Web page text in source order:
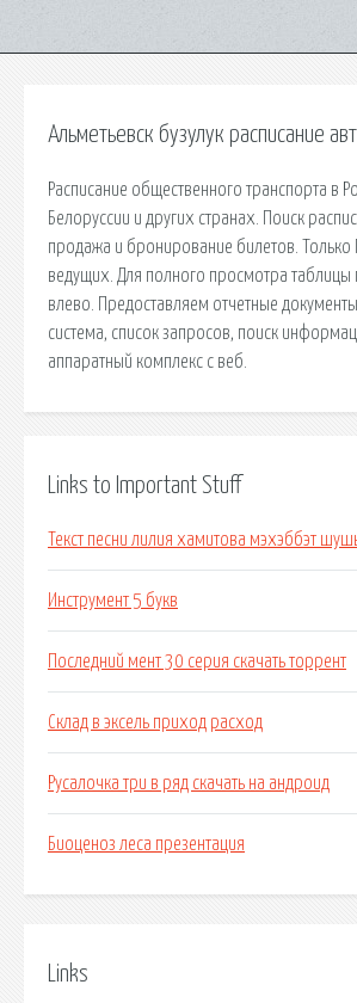
Альметьевск бузулук расписание
Расписание общественного транспорта в
Белоруссии и других странах. Поиск
продажа и бронирование билетов.
ведущих. Для полного просмотра таблицы
влево. Предоставляем отчетные
сиcтема, список запросов, поиск
аппаратный комплекс с веб.
Links to Important Stuff
Текст песни лилия хамитова мэхэббэт
Инструмент 5 букв
Последний мент 30 серия скачать торрент
Склад в эксель приход расход
Русалочка три в ряд скачать на андроид
Биоценоз леса презентация
Links